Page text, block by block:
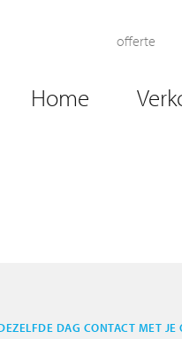
offerte
Home
DAG CONTACT MET JE